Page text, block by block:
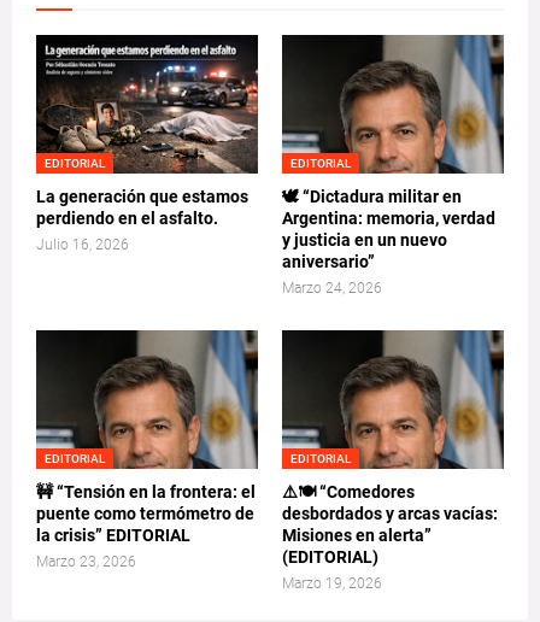
EDITORIAL
La generación que estamos
perdiendo en el asfalto.
Julio 16, 2026
EDITORIAL
🕊️ “Dictadura militar en
Argentina: memoria, verdad
y justicia en un nuevo
aniversario”
Marzo 24, 2026
EDITORIAL
🚧 “Tensión en la frontera: el
puente como termómetro de
la crisis” EDITORIAL
Marzo 23, 2026
EDITORIAL
⚠️🍽️ “Comedores
desbordados y arcas vacías:
Misiones en alerta”
(EDITORIAL)
Marzo 19, 2026